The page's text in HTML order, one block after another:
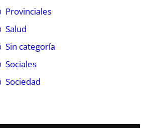
Provinciales
Salud
Sin categoría
Sociales
Sociedad